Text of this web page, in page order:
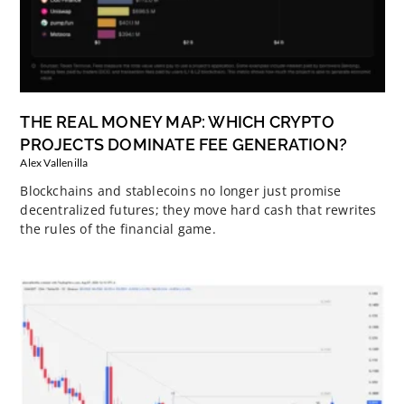
THE REAL MONEY MAP: WHICH CRYPTO
PROJECTS DOMINATE FEE GENERATION?
Alex Vallenilla
Blockchains and stablecoins no longer just promise
decentralized futures; they move hard cash that rewrites
the rules of the financial game.